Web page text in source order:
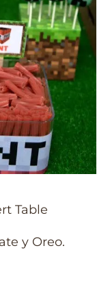
Table
y Oreo.